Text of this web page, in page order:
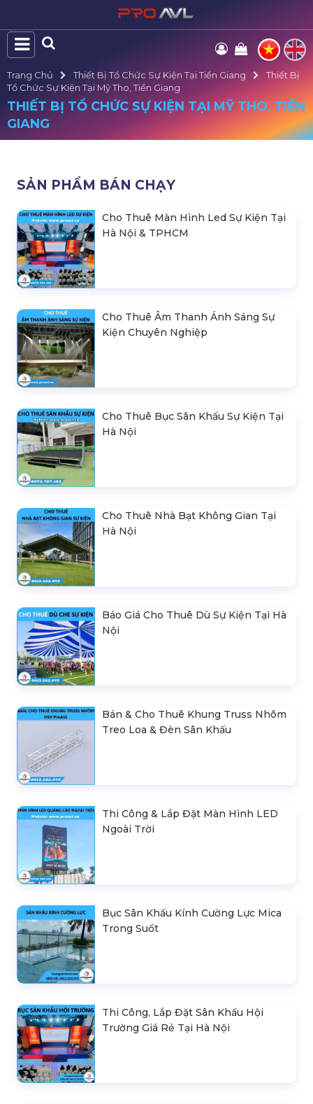
Trang Chủ Thiết Bị Tổ Chức Sự Kiện Tại Tiền Giang
Thiết Bị
Tổ Chức Sự Kiện Tại Mỹ Tho, Tiền Giang
THIẾT BỊ TỔ CHỨC SỰ KIỆN TẠI MỸ THO, TIỀN
GIANG
SẢN PHẨM BÁN CHẠY
Cho Thuê Màn Hình Led Sự Kiện Tại
Hà Nội & TPHCM
Cho Thuê Âm Thanh Ánh Sáng Sự
Kiện Chuyên Nghiệp
Cho Thuê Bục Sân Khấu Sự Kiện Tại
Hà Nội
Cho Thuê Nhà Bạt Không Gian Tại
Hà Nội
Báo Giá Cho Thuê Dù Sự Kiện Tại Hà
Nội
Bán & Cho Thuê Khung Truss Nhôm
Treo Loa & Đèn Sân Khấu
Thi Công & Lắp Đặt Màn Hình LED
Ngoài Trời
Bục Sân Khấu Kính Cường Lực Mica
Trong Suốt
Thi Công, Lắp Đặt Sân Khấu Hội
Trường Giá Rẻ Tại Hà Nội